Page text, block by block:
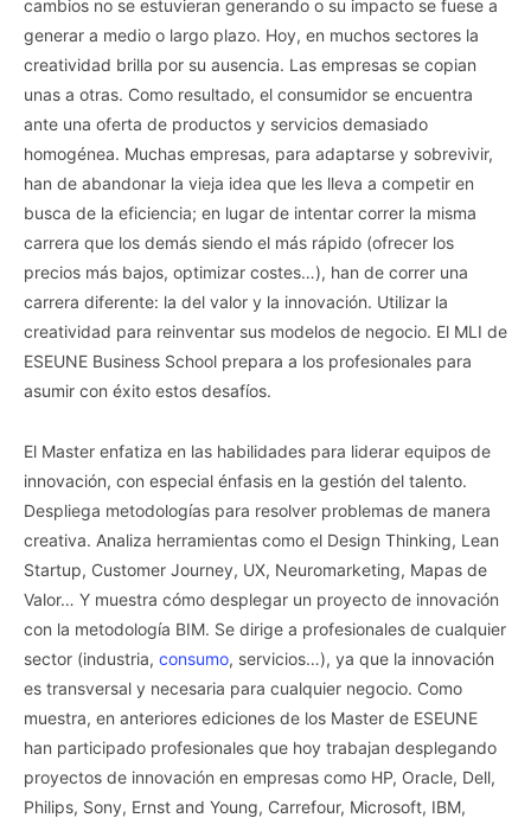
cambios no se estuvieran generando o su impacto se fuese a
generar a medio o largo plazo. Hoy, en muchos sectores la
creatividad brilla por su ausencia. Las empresas se copian
unas a otras. Como resultado, el consumidor se encuentra
ante una oferta de productos y servicios demasiado
homogénea. Muchas empresas, para adaptarse y sobrevivir,
han de abandonar la vieja idea que les lleva a competir en
busca de la eficiencia; en lugar de intentar correr la misma
carrera que los demás siendo el más rápido (ofrecer los
precios más bajos, optimizar costes…), han de correr una
carrera diferente: la del valor y la innovación. Utilizar la
creatividad para reinventar sus modelos de negocio. El MLI de
ESEUNE Business School prepara a los profesionales para
asumir con éxito estos desafíos.
El Master enfatiza en las habilidades para liderar equipos de
innovación, con especial énfasis en la gestión del talento.
Despliega metodologías para resolver problemas de manera
creativa. Analiza herramientas como el Design Thinking, Lean
Startup, Customer Journey, UX, Neuromarketing, Mapas de
Valor… Y muestra cómo desplegar un proyecto de innovación
con la metodología BIM. Se dirige a profesionales de cualquier
sector (industria, consumo, servicios…), ya que la innovación
es transversal y necesaria para cualquier negocio. Como
muestra, en anteriores ediciones de los Master de ESEUNE
han participado profesionales que hoy trabajan desplegando
proyectos de innovación en empresas como HP, Oracle, Dell,
Philips, Sony, Ernst and Young, Carrefour, Microsoft, IBM,